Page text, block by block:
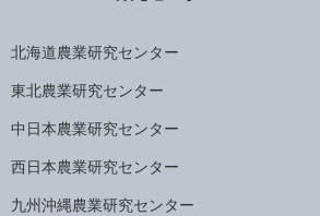
北海道農業研究センター
東北農業研究センター
中日本農業研究センター
西日本農業研究センター
九州沖縄農業研究センター